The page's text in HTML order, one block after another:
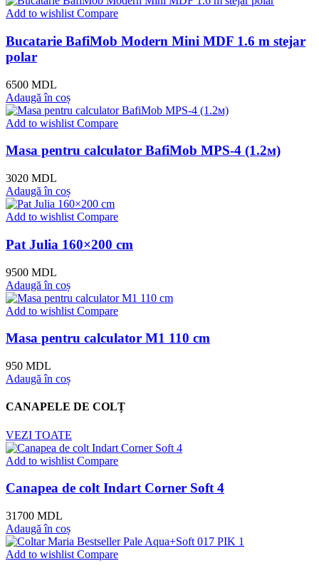
Add to wishlist Compare
Bucatarie BafiMob Modern Mini MDF 1.6 m stejar
polar
6500 MDL
Adaugă în coș
Add to wishlist Compare
Masa pentru calculator BafiMob МPS-4 (1.2м)
3020 MDL
Adaugă în coș
Add to wishlist Compare
Pat Julia 160×200 cm
9500 MDL
Adaugă în coș
Add to wishlist Compare
Masa pentru calculator M1 110 cm
950 MDL
Adaugă în coș
CANAPELE DE COLȚ
VEZI TOATE
Add to wishlist Compare
Canapea de colt Indart Сorner Soft 4
31700 MDL
Adaugă în coș
Add to wishlist Compare